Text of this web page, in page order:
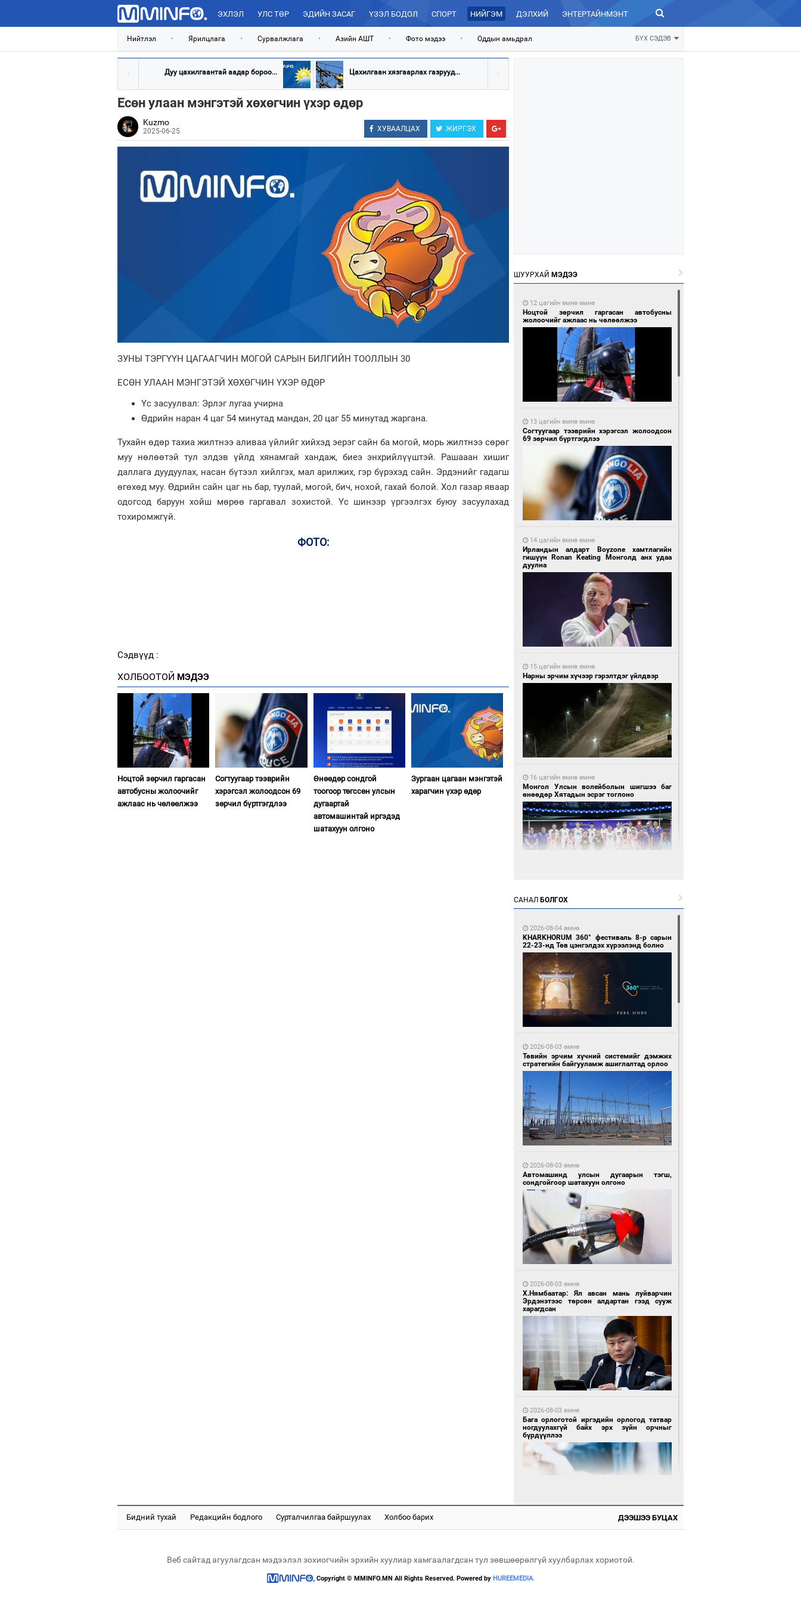
ЭХЛЭЛ УЛС ТӨР ЭДИЙН ЗАСАГ ҮЗЭЛ БОДОЛ СПОРТ НИЙГЭМ ДЭЛХИЙ ЭНТЕРТАЙНМЭНТ ЗУРХАЙ
Нийтлэл • Ярилцлага • Сурвалжлага • Азийн АШТ • Фото мэдээ • Оддын амьдрал БҮХ СЭДЭВ
Дуу цахилгаантай аадар бороо... Цахилгаан хязгаарлах газрууд...
Есөн улаан мэнгэтэй хөхөгчин үхэр өдөр
Kuzmo
2025-06-25 ХУВААЛЦАХ ЖИРГЭХ
ЗУНЫ ТЭРГҮҮН ЦАГААГЧИН МОГОЙ САРЫН БИЛГИЙН ТООЛЛЫН 30
ЕСӨН УЛААН МЭНГЭТЭЙ ХӨХӨГЧИН ҮХЭР ӨДӨР
Үс засуулвал: Эрлэг лугаа учирна
Өдрийн наран 4 цаг 54 минутад мандан, 20 цаг 55 минутад жаргана.
Тухайн өдөр тахиа жилтнээ аливаа үйлийг хийхэд эерэг сайн ба могой, морь жилтнээ сөрөг
муу нөлөөтэй тул элдэв үйлд хянамгай хандаж, биеэ энхрийлүүштэй. Рашааан хишиг
даллага дуудуулах, насан бүтээл хийлгэх, мал арилжих, гэр бүрэхэд сайн. Эрдэнийг гадагш
өгөхөд муу. Өдрийн сайн цаг нь бар, туулай, могой, бич, нохой, гахай болой. Хол газар яваар
одогсод баруун хойш мөрөө гаргавал зохистой. Үс шинээр үргээлгэх буюу засуулахад
тохиромжгүй.
ФОТО:
Сэдвүүд :
ХОЛБООТОЙ МЭДЭЭ
Ноцтой зөрчил гаргасан
автобусны жолоочийг
ажлаас нь чөлөөлжээ
Согтуугаар тээврийн
хэрэгсэл жолоодсон 69
зөрчил бүртгэгдлээ
Өнөөдөр сондгой
тоогоор төгссөн улсын
дугаартай
автомашинтай иргэдэд
шатахуун олгоно
Зургаан цагаан мэнгэтэй
харагчин үхэр өдөр
ШУУРХАЙ МЭДЭЭ
12 цагийн өмнө өмнө
Ноцтой зөрчил гаргасан автобусны
жолоочийг ажлаас нь чөлөөлжээ
13 цагийн өмнө өмнө
Согтуугаар тээврийн хэрэгсэл жолоодсон
69 зөрчил бүртгэгдлээ
14 цагийн өмнө өмнө
Ирландын алдарт Boyzone хамтлагийн
гишүүн Ronan Keating Монголд анх удаа
дуулна
15 цагийн өмнө өмнө
Нарны эрчим хүчээр гэрэлтдэг үйлдвэр
16 цагийн өмнө өмнө
Монгол Улсын волейболын шигшээ баг
өнөөдөр Хятадын эсрэг тоглоно
16 цагийн өмнө өмнө
16 цагийн өмнө өмнө
16 цагийн өмнө өмнө
1 өдрийн өмнө өмнө
Бүх төрлийн шатахууны импортыг шуурхай
МИАТ ТӨХК “Боинг” компанитай хамтын
САНАЛ БОЛГОХ
2026-08-04 өмнө
KHARKHORUM 360° фестиваль 8-р сарын
22-23-нд Төв цэнгэлдэх хүрээлэнд болно
2026-08-03 өмнө
Төвийн эрчим хүчний системийг дэмжих
стратегийн байгууламж ашиглалтад орлоо
2026-08-03 өмнө
Автомашинд улсын дугаарын тэгш,
сондгойгоор шатахуун олгоно
2026-08-03 өмнө
Х.Нямбаатар: Ял авсан мань луйварчин
Эрдэнэтээс төрсөн алдартан гээд сууж
харагдсан
2026-08-03 өмнө
Бага орлоготой иргэдийн орлогод татвар
ногдуулахгүй байх эрх зүйн орчныг
бүрдүүллээ
Бидний тухай Редакцийн бодлого Сурталчилгаа байршуулах Холбоо барих ДЭЭШЭЭ БУЦАХ
Веб сайтад агуулагдсан мэдээлэл зохиогчийн эрхийн хуулиар хамгаалагдсан тул зөвшөөрөлгүй хуулбарлах хориотой.
Copyright © MMINFO.MN All Rights Reserved. Powered by HUREEMEDIA.